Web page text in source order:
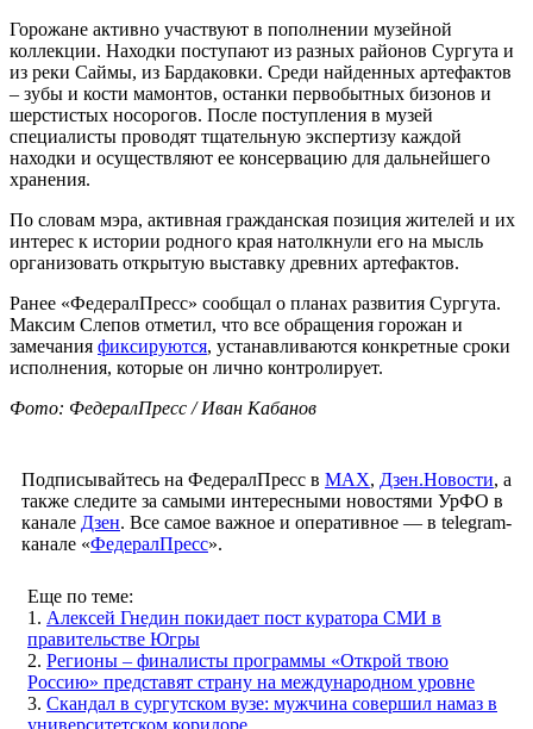
Горожане активно участвуют в пополнении музейной
коллекции. Находки поступают из разных районов Сургута и
из реки Саймы, из Бардаковки. Среди найденных артефактов
– зубы и кости мамонтов, останки первобытных бизонов и
шерстистых носорогов. После поступления в музей
специалисты проводят тщательную экспертизу каждой
находки и осуществляют ее консервацию для дальнейшего
хранения.
По словам мэра, активная гражданская позиция жителей и их
интерес к истории родного края натолкнули его на мысль
организовать открытую выставку древних артефактов.
Ранее «ФедералПресс» сообщал о планах развития Сургута.
Максим Слепов отметил, что все обращения горожан и
замечания фиксируются, устанавливаются конкретные сроки
исполнения, которые он лично контролирует.
Фото: ФедералПресс / Иван Кабанов
Подписывайтесь на ФедералПресс в МАХ, Дзен.Новости, а
также следите за самыми интересными новостями УрФО в
канале Дзен. Все самое важное и оперативное — в telegram-
канале «ФедералПресс».
Еще по теме:
1. Алексей Гнедин покидает пост куратора СМИ в
правительстве Югры
2. Регионы – финалисты программы «Открой твою
Россию» представят страну на международном уровне
3. Скандал в сургутском вузе: мужчина совершил намаз в
университетском коридоре